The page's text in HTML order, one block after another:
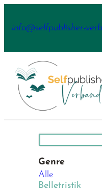
Inhalt
info@selfpublisher-
Genre
Alle
Belletristik